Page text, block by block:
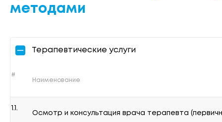
методами
Терапевтические услуги
#
Наименование
1.1.
Осмотр и консультация врача терапевта